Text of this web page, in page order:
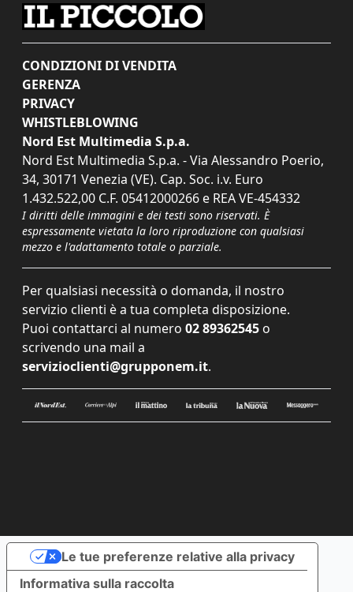
CONDIZIONI DI VENDITA
GERENZA
PRIVACY
WHISTLEBLOWING
Nord Est Multimedia S.p.a.
Nord Est Multimedia S.p.a. - Via Alessandro Poerio,
34, 30171 Venezia (VE). Cap. Soc. i.v. Euro
1.432.522,00 C.F. 05412000266 e REA VE-454332
I diritti delle immagini e dei testi sono riservati. È
espressamente vietata la loro riproduzione con qualsiasi
mezzo e l'adattamento totale o parziale.
Per qualsiasi necessità o domanda, il nostro
servizio clienti è a tua completa disposizione.
Puoi contattarci al numero 02 89362545 o
scrivendo una mail a
servizioclienti@grupponem.it.
Informativa sulla raccolta
Le tue preferenze relative alla privacy